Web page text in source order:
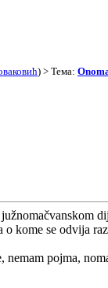
) > Тема:
kome se odvija
pojma,